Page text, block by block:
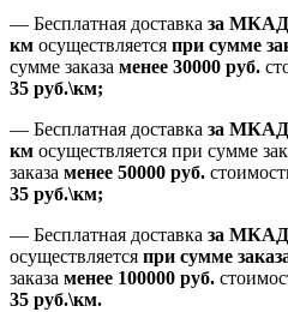
— Бесплатная доставка за МКАД
км осуществляется при сумме
сумме заказа менее 30000 руб.
35 руб.\км;
— Бесплатная доставка за МКАД
км осуществляется при сумме
заказа менее 50000 руб.
35 руб.\км;
— Бесплатная доставка за МКАД
осуществляется при сумме
заказа менее 100000 руб.
35 руб.\км.